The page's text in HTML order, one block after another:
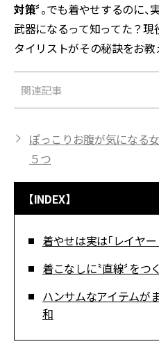
対策〞。でも着やせするのに
武器になるって知ってた？
タイリストがその秘訣をお教
関連記事
ぽっこりお腹が気になる
５つ
【INDEX】
着やせは実は「レイヤー
着こなしに〝直線〞を
ハンサムなアイテムが
和